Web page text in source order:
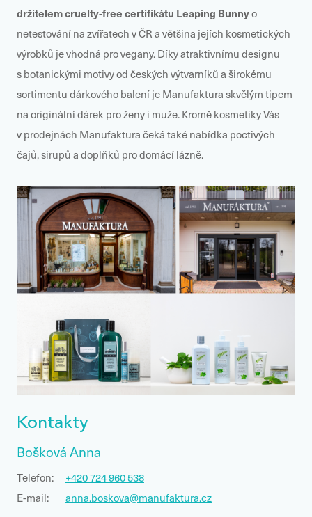
držitelem cruelty-free certifikátu Leaping Bunnyo
netestování na zvířatech v ČR a většina jejích kosmetických
výrobků je vhodná pro vegany. Díky atraktivnímu designu
s botanickými motivy od českých výtvarníků a širokému
sortimentu dárkového balení je Manufaktura skvělým tipem
na originální dárek pro ženy i muže. Kromě kosmetiky Vás
v prodejnách Manufaktura čeká také nabídka poctivých
čajů, sirupů a doplňků pro domácí lázně.
Kontakty
Bošková Anna
Telefon:
+420 724 960 538
E-mail:
anna.boskova@manufaktura.cz